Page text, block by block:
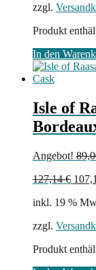
zzgl.
Produkt
In den
Isle of
Angebot!
127,14€
inkl. 19 %
zzgl.
Produkt